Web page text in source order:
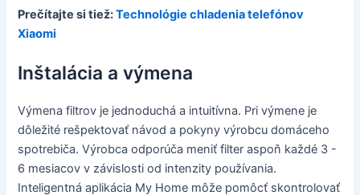
Prečítajte si tiež:Technológie chladenia telefónov
Xiaomi
Inštalácia a výmena
Výmena filtrov je jednoduchá a intuitívna. Pri výmene je
dôležité rešpektovať návod a pokyny výrobcu domáceho
spotrebiča. Výrobca odporúča meniť filter aspoň každé 3 -
6 mesiacov v závislosti od intenzity používania.
Inteligentná aplikácia My Home môže pomôcť skontrolovať